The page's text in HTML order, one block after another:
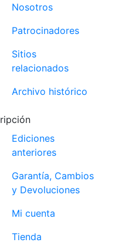
Nosotros
Patrocinadores
Sitios
relacionados
Archivo histórico
Ediciones
anteriores
Garantía, Cambios
y Devoluciones
Mi cuenta
Tienda